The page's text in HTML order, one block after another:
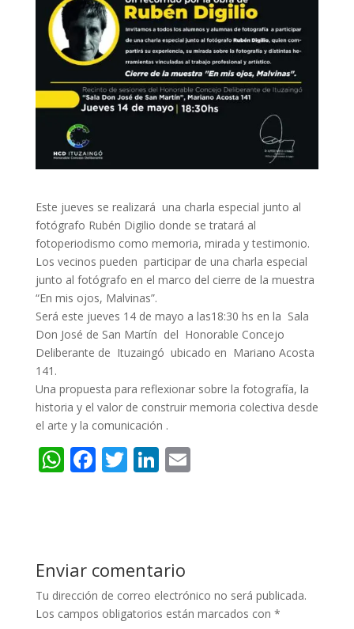
Este jueves se realizará una charla especial junto al
fotógrafo Rubén Digilio donde se tratará al
fotoperiodismo como memoria, mirada y testimonio.
Los vecinos pueden participar de una charla especial
junto al fotógrafo en el marco del cierre de la muestra
“En mis ojos, Malvinas”.
Será este jueves 14 de mayo a las18:30 hs en la Sala
Don José de San Martín del Honorable Concejo
Deliberante de Ituzaingó ubicado en Mariano Acosta
141.
Una propuesta para reflexionar sobre la fotografía, la
historia y el valor de construir memoria colectiva desde
el arte y la comunicación .
W
A
p
p
F
o
o
k
T Li
dI
n
E
Enviar comentario
Tu dirección de correo electrónico no será publicada.
Los campos obligatorios están marcados con *